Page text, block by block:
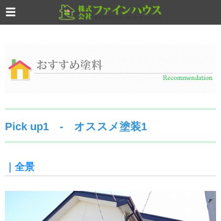
Pick up1 - オススメ塗装1
｜全景